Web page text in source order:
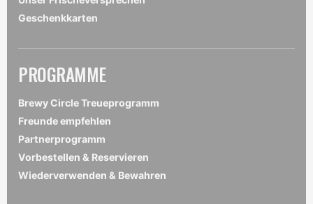
Geschenkkarten
PROGRAMME
Brewy Circle Treueprogramm
Freunde empfehlen
Partnerprogramm
Vorbestellen & Reservieren
Wiederverwenden & Bewahren